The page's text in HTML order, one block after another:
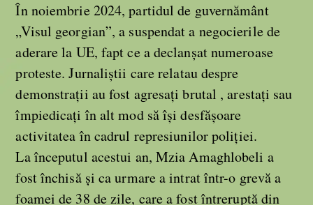
În noiembrie 2024, partidul de guvernământ
„Visul georgian”, a suspendat a negocierile de
aderare la UE, fapt ce a declanșat numeroase
proteste. Jurnaliștii care relatau despre
demonstrații au fost agresați brutal , arestați sau
împiedicați în alt mod să își desfășoare
activitatea în cadrul represiunilor poliției.
La începutul acestui an, Mzia Amaghlobeli a
fost închisă şi ca urmare a intrat într-o grevă a
foamei de 38 de zile, care a fost întreruptă din